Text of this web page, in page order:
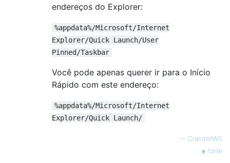
endereços do Explorer:
%appdata%/Microsoft/Internet
Explorer/Quick Launch/User
Pinned/Taskbar
Você pode apenas querer ir para o Início
Rápido com este endereço:
%appdata%/Microsoft/Internet
Explorer/Quick Launch/
— CrandellWS
fonte